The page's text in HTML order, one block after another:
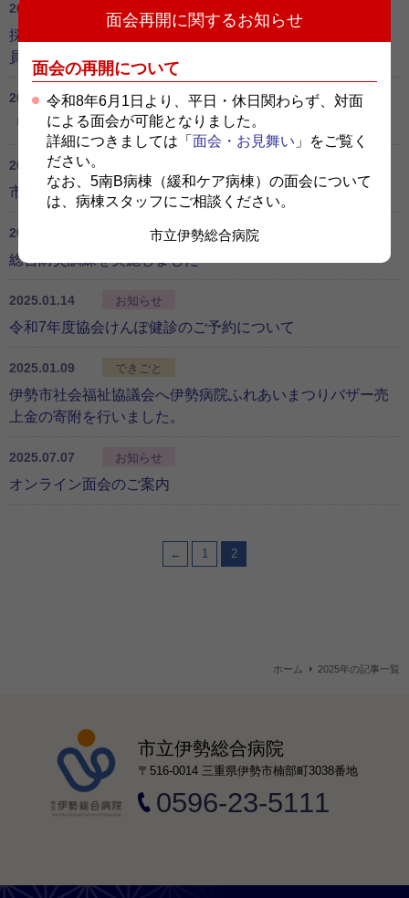
面会再開に関するお知らせ
面会の再開について
令和8年6月1日より、平日・休日関わらず、対面
による面会が可能となりました。
詳細につきましては「 面会・お見舞い 」をご覧く
ださい。
なお、5南B病棟（緩和ケア病棟）の面会について
は、病棟スタッフにご相談ください。
市立伊勢総合病院
2025.04.07 採用関連
採用情報（臨床検査技師（パートタイム会計年度任用職
員））を更新しました。
2025.03.27 お知らせ
「総合診療教育研究センター」の設置について
2025.03.10
市民公開講座を開催しました
2025.02.28 できごと
総合防災訓練を実施しました
2025.01.14 お知らせ
令和7年度協会けんぽ健診のご予約について
2025.01.09 できごと
伊勢市社会福祉協議会へ伊勢病院ふれあいまつりバザー売
上金の寄附を行いました。
2025.07.07 お知らせ
オンライン面会のご案内
← 1 2
ホーム 2025年の記事一覧
市立伊勢総合病院
〒516-0014 三重県伊勢市楠部町3038番地
0596-23-5111